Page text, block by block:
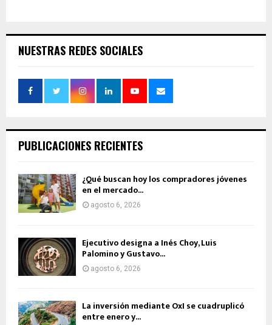
NUESTRAS REDES SOCIALES
PUBLICACIONES RECIENTES
¿Qué buscan hoy los compradores jóvenes
en el mercado...
agosto 6, 2026
Ejecutivo designa a Inés Choy, Luis
Palomino y Gustavo...
agosto 6, 2026
La inversión mediante OxI se cuadruplicó
entre enero y...